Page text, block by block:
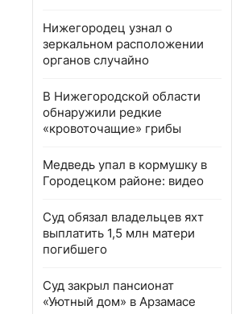
Нижегородец узнал о
зеркальном расположении
органов случайно
В Нижегородской области
обнаружили редкие
«кровоточащие» грибы
Медведь упал в кормушку в
Городецком районе: видео
Суд обязал владельцев яхт
выплатить 1,5 млн матери
погибшего
Суд закрыл пансионат
«Уютный дом» в Арзамасе